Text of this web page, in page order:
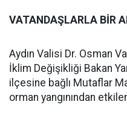
VATANDAŞLARLA BİR
Aydın Valisi Dr. Osman
İklim Değişikliği Bakan
ilçesine bağlı Mutaflar
orman yangınından